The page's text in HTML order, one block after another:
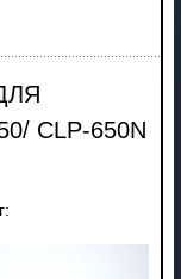
CLP-650N